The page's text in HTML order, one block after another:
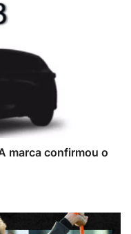
marca confirmou o